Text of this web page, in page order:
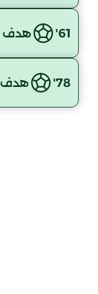
61' هدف
78' هدف